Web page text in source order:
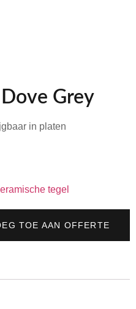
Grey
in platen
tegel
TOE AAN OFFERTE